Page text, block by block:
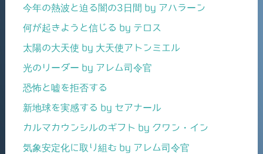
今年の熱波と迫る闇の3日間 by アハラーン
何が起きようと信じる by テロス
太陽の大天使 by 大天使アトンミエル
光のリーダー by アレム司令官
恐怖と嘘を拒否する
新地球を実感する by セアナール
カルマカウンシルのギフト by クワン・イン
気象安定化に取り組む by アレム司令官